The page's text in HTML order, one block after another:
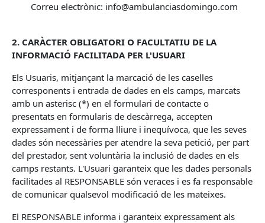
Correu electrònic: info@ambulanciasdomingo.com
2. CARÀCTER OBLIGATORI O FACULTATIU DE LA
INFORMACIÓ FACILITADA PER L'USUARI
Els Usuaris, mitjançant la marcació de les caselles
corresponents i entrada de dades en els camps, marcats
amb un asterisc (*) en el formulari de contacte o
presentats en formularis de descàrrega, accepten
expressament i de forma lliure i inequívoca, que les seves
dades són necessàries per atendre la seva petició, per part
del prestador, sent voluntària la inclusió de dades en els
camps restants. L'Usuari garanteix que les dades personals
facilitades al RESPONSABLE són veraces i es fa responsable
de comunicar qualsevol modificació de les mateixes.
El RESPONSABLE informa i garanteix expressament als